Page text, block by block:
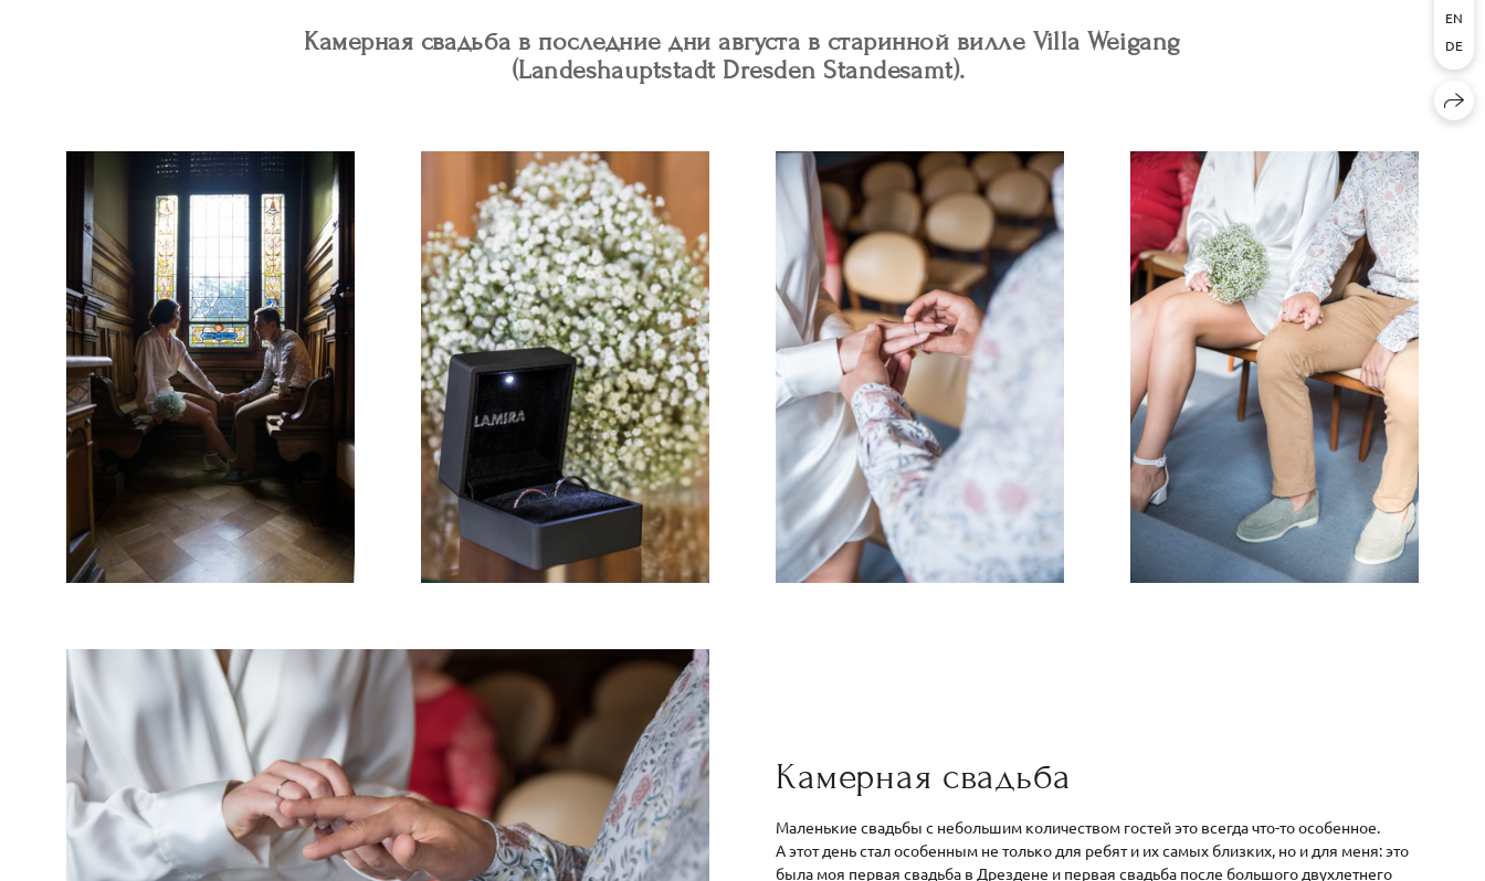
Камерная свадьба в последние дни августа в старинной вилле Villa Weigang
(Landeshauptstadt Dresden Standesamt).
Камерная свадьба
Маленькие свадьбы с небольшим количеством гостей это всегда что-то особенное.
А этот день стал особенным не только для ребят и их самых близких, но и для меня: это
была моя первая свадьба в Дрездене и первая свадьба после большого двухлетнего
EN
DE